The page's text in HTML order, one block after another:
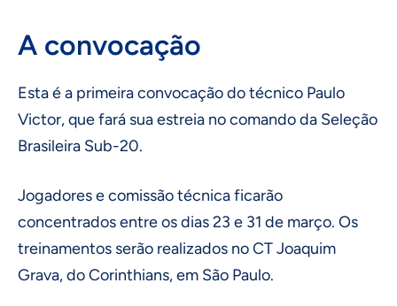
A convocação
Esta é a primeira convocação do técnico Paulo
Victor, que fará sua estreia no comando da Seleção
Brasileira Sub-20.
Jogadores e comissão técnica ficarão
concentrados entre os dias 23 e 31 de março. Os
treinamentos serão realizados no CT Joaquim
Grava, do Corinthians, em São Paulo.